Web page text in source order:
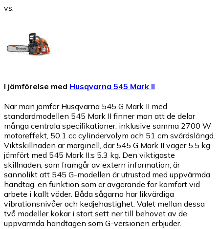
vs.
I jämförelse med Husqvarna 545 Mark II
När man jämför Husqvarna 545 G Mark II med
standardmodellen 545 Mark II finner man att de delar
många centrala specifikationer, inklusive samma 2700 W
motoreffekt, 50.1 cc cylindervolym och 51 cm svärdslängd.
Viktskillnaden är marginell, där 545 G Mark II väger 5.5 kg
jämfört med 545 Mark II:s 5.3 kg. Den viktigaste
skillnaden, som framgår av extern information, är
sannolikt att 545 G-modellen är utrustad med uppvärmda
handtag, en funktion som är avgörande för komfort vid
arbete i kallt väder. Båda sågarna har likvärdiga
vibrationsnivåer och kedjehastighet. Valet mellan dessa
två modeller kokar i stort sett ner till behovet av de
uppvärmda handtagen som G-versionen erbjuder.